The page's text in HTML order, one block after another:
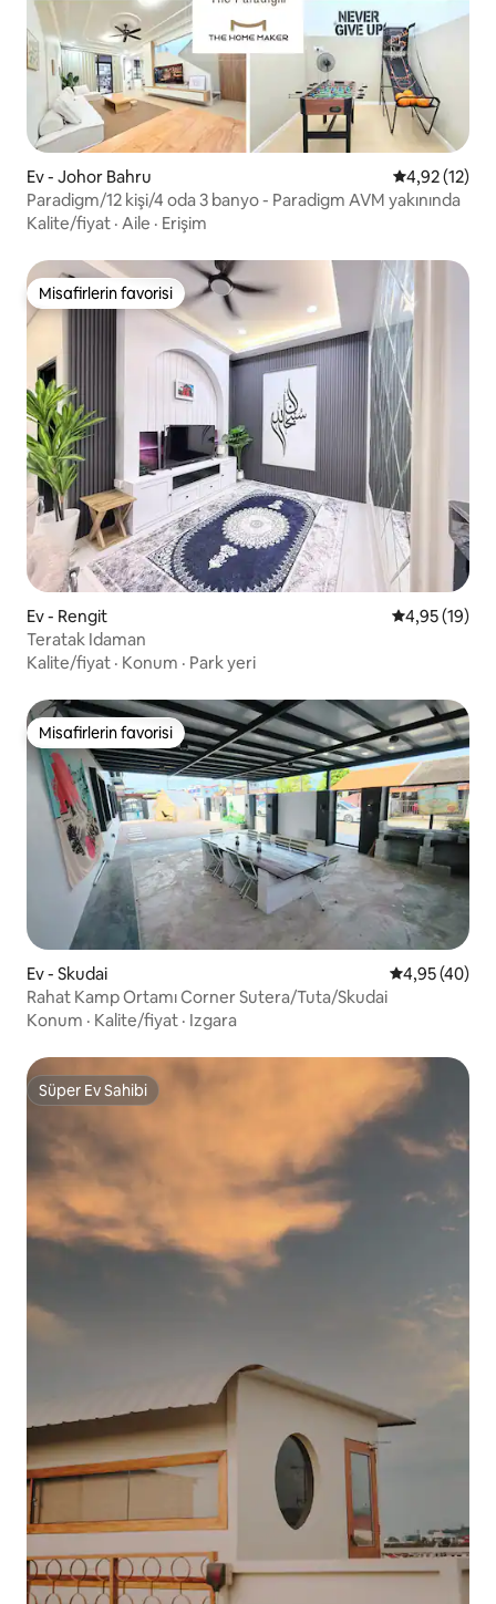
Ev - Johor Bahru 5 üzerinden
4,92 (12)
Paradigm/12 kişi/4 oda 3 banyo - Paradigm AVM yakınında
Kalite/fiyat · Aile · Erişim
Misafirlerin favorisi
Misafirlerin favorisi
Ev - Rengit 5 üzerinden
4,95 (19)
Teratak Idaman
Kalite/fiyat · Konum · Park yeri
Misafirlerin favorisi
Misafirlerin favorisi
Ev - Skudai 5 üzerinden
4,95 (40)
Rahat Kamp Ortamı Corner Sutera/Tuta/Skudai
Konum · Kalite/fiyat · Izgara
Süper Ev Sahibi
Süper Ev Sahibi